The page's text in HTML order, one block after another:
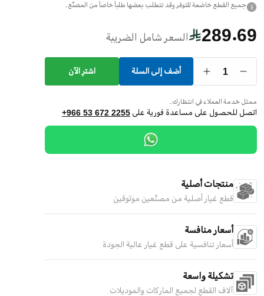
i جميع القطع خاضعة للتوفر وقد تتطلب بعضها طلباً خاصاً من المصنّع.
289.69 السعر شامل الضريبة
1 أضف إلى السلة اشترِ الآن
ممثل خدمة العملاء في انتظارك.
اتصل للحصول على مساعدة فورية على +966 53 672 2255
منتجات أصلية
قطع غيار أصلية من مصنّعين موثوقين
أسعار منافسة
أسعار تنافسية على قطع غيار عالية الجودة
تشكيلة واسعة
آلاف القطع لجميع الماركات والموديلات